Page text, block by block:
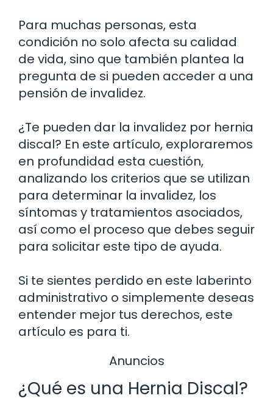
Para muchas personas, esta
condición no solo afecta su calidad
de vida, sino que también plantea la
pregunta de si pueden acceder a una
pensión de invalidez.
¿Te pueden dar la invalidez por hernia
discal? En este artículo, exploraremos
en profundidad esta cuestión,
analizando los criterios que se utilizan
para determinar la invalidez, los
síntomas y tratamientos asociados,
así como el proceso que debes seguir
para solicitar este tipo de ayuda.
Si te sientes perdido en este laberinto
administrativo o simplemente deseas
entender mejor tus derechos, este
artículo es para ti.
Anuncios
¿Qué es una Hernia Discal?